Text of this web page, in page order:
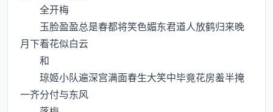
全开梅
玉脸盈盈总是春都将笑色媚东君道人放鹤归来晚
月下看花似白云
和
琼姬小队遍深宫满面春生大笑中毕竟花房羞半掩
一齐分付与东风